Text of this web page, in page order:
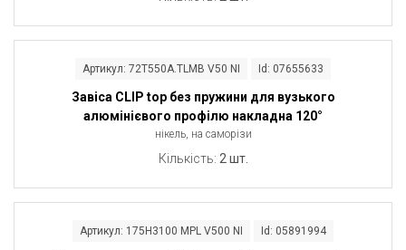
Артикул: 72T550A.TLMB V50 NI Id: 07655633
Завіса CLIP top без пружини для вузького
алюмінієвого профілю накладна 120°
нікель, на саморізи
Кількість: 2 шт.
Артикул: 175H3100 MPL V500 NI Id: 05891994